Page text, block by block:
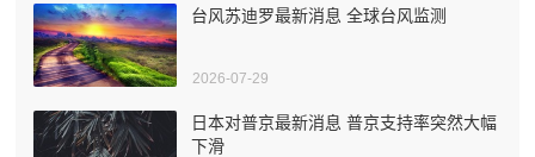
台风苏迪罗最新消息 全球台风监测
2026-07-29
日本对普京最新消息 普京支持率突然大幅
下滑